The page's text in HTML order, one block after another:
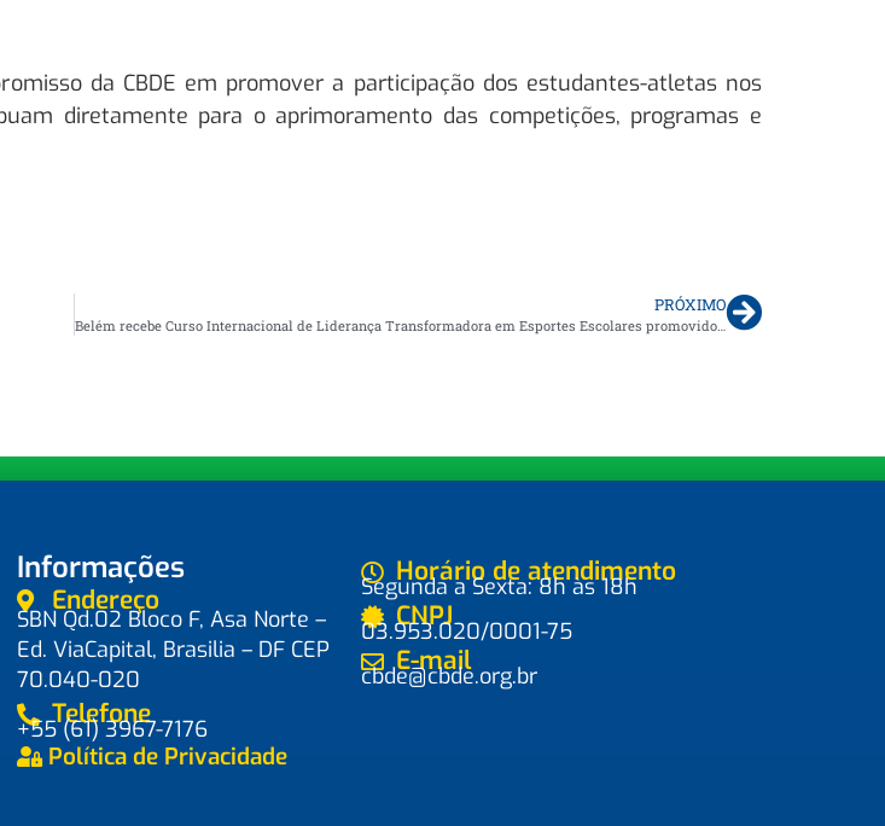
da CBDE em promover a participação dos estudantes-atletas nos
diretamente para o aprimoramento das competições, programas e
PRÓXIMO
Belém recebe Curso Internacional de Liderança Transformadora em Esportes Escolares promovido pela CBDE
Informações
Endereço
SBN Qd.02 Bloco F, Asa Norte –
Ed. ViaCapital, Brasilia – DF CEP
70.040-020
Telefone
+55 (61) 3967-7176
Política de Privacidade
Horário de atendimento
Segunda a Sexta: 8h às 18h
CNPJ
03.953.020/0001-75
E-mail
cbde@cbde.org.br